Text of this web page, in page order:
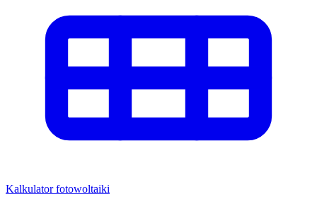
Kalkulator fotowoltaiki